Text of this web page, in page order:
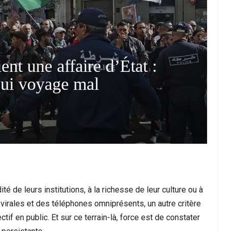
une affaire d’État :
voyage mal
de leurs institutions, à la richesse de leur culture ou à
et des téléphones omniprésents, un autre critère
en public. Et sur ce terrain-là, force est de constater
Face À Une Nouvelle Vague Migratoire :
Entre Urgence Humanitaire,…
Prestations